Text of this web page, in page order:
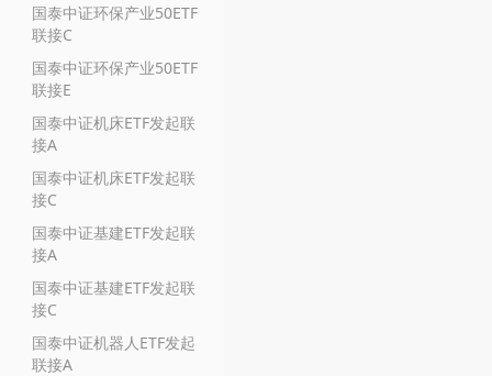
国泰中证环保产业50ETF
联接C
国泰中证环保产业50ETF
联接E
国泰中证机床ETF发起联
接A
国泰中证机床ETF发起联
接C
国泰中证基建ETF发起联
接A
国泰中证基建ETF发起联
接C
国泰中证机器人ETF发起
联接A